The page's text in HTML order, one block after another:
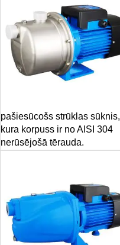
pašiesūcošs strūklas sūknis,
kura korpuss ir no AISI 304
nerūsējošā tērauda.